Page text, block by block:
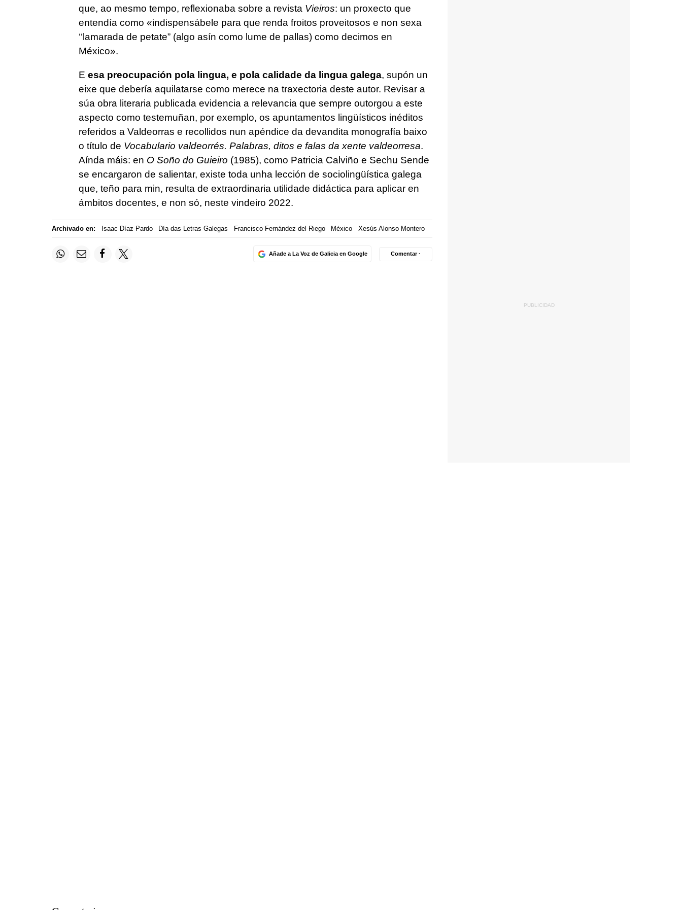
que, ao mesmo tempo, reflexionaba sobre a revista Vieiros: un proxecto que
entendía como «indispensábele para que renda froitos proveitosos e non sexa
‘‘lamarada de petate” (algo asín como lume de pallas) como decimos en
México».
E esa preocupación pola lingua, e pola calidade da lingua galega, supón un
eixe que debería aquilatarse como merece na traxectoria deste autor. Revisar a
súa obra literaria publicada evidencia a relevancia que sempre outorgou a este
aspecto como testemuñan, por exemplo, os apuntamentos lingüísticos inéditos
referidos a Valdeorras e recollidos nun apéndice da devandita monografía baixo
o título de Vocabulario valdeorrés. Palabras, ditos e falas da xente valdeorresa.
Aínda máis: en O Soño do Guieiro (1985), como Patricia Calviño e Sechu Sende
se encargaron de salientar, existe toda unha lección de sociolingüística galega
que, teño para min, resulta de extraordinaria utilidade didáctica para aplicar en
ámbitos docentes, e non só, neste vindeiro 2022.
Archivado en: Isaac Díaz Pardo Día das Letras Galegas Francisco Fernández del Riego México Xesús Alonso Montero
Añade a La Voz de Galicia en Google Comentar ·